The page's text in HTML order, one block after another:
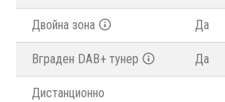
Двойна зона Да
Вграден DAB+ тунер Да
Дистанционно